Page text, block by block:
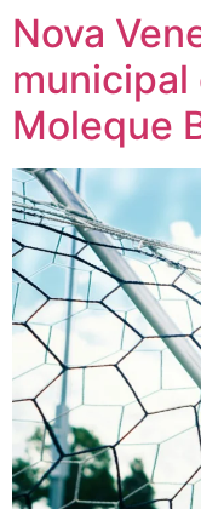
Nova
Moleque